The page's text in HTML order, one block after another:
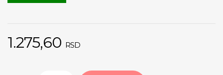
1.275,60 RSD